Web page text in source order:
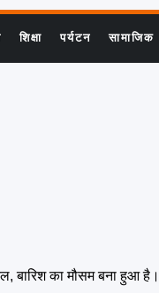
शिक्षा पर्यटन सामाजिक
बारिश का मौसम बना हुआ है।